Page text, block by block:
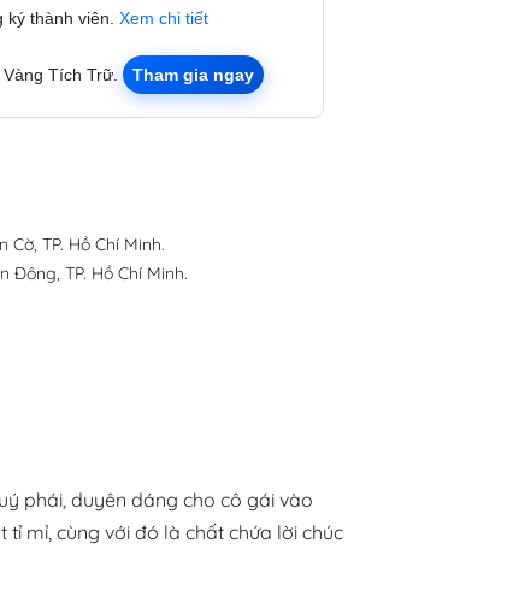
thành viên. Xem chi tiết
Tích Trữ. Tham gia ngay
Cờ, TP. Hồ Chí Minh.
Đông, TP. Hồ Chí Minh.
phái, duyên dáng cho cô gái vào
mỉ, cùng với đó là chất chứa lời chúc